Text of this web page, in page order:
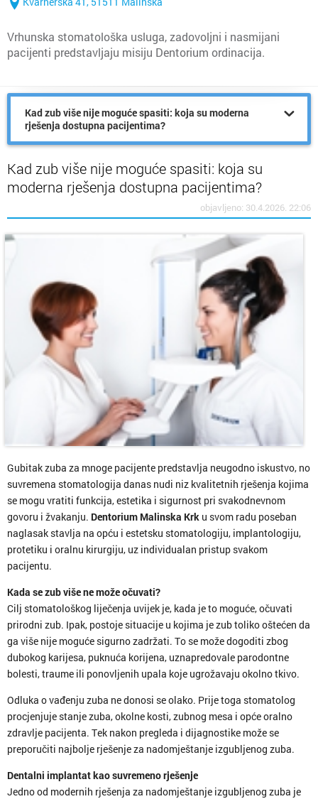
Vrhunska stomatološka usluga, zadovoljni i nasmijani
pacijenti predstavljaju misiju Dentorium ordinacija.
Kad zub više nije moguće spasiti: koja su moderna
rješenja dostupna pacijentima?
Kad zub više nije moguće spasiti: koja su
moderna rješenja dostupna pacijentima?
objavljeno: 30.4.2026. 22:06
Gubitak zuba za mnoge pacijente predstavlja neugodno iskustvo, no
suvremena stomatologija danas nudi niz kvalitetnih rješenja kojima
se mogu vratiti funkcija, estetika i sigurnost pri svakodnevnom
govoru i žvakanju. Dentorium Malinska Krk u svom radu poseban
naglasak stavlja na opću i estetsku stomatologiju, implantologiju,
protetiku i oralnu kirurgiju, uz individualan pristup svakom
pacijentu.
Kada se zub više ne može očuvati?
Cilj stomatološkog liječenja uvijek je, kada je to moguće, očuvati
prirodni zub. Ipak, postoje situacije u kojima je zub toliko oštećen da
ga više nije moguće sigurno zadržati. To se može dogoditi zbog
dubokog karijesa, puknuća korijena, uznapredovale parodontne
bolesti, traume ili ponovljenih upala koje ugrožavaju okolno tkivo.
Odluka o vađenju zuba ne donosi se olako. Prije toga stomatolog
procjenjuje stanje zuba, okolne kosti, zubnog mesa i opće oralno
zdravlje pacijenta. Tek nakon pregleda i dijagnostike može se
preporučiti najbolje rješenje za nadomještanje izgubljenog zuba.
Dentalni implantat kao suvremeno rješenje
Jedno od modernih rješenja za nadomještanje izgubljenog zuba je